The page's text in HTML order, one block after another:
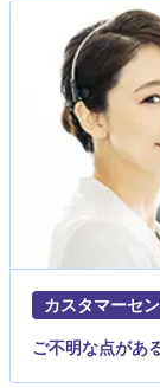
カスタマーセ
ご不明な点があ